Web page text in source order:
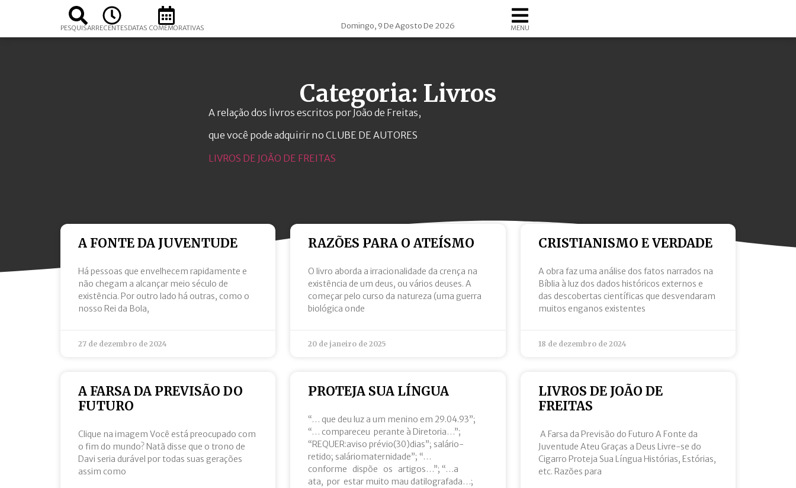
PESQUISARRECENTESDATAS COMEMORATIVAS Domingo, 9 De Agosto De 2026 MENU
Categoria: Livros
A relação dos livros escritos por João de Freitas,
que você pode adquirir no CLUBE DE AUTORES
LIVROS DE JOÃO DE FREITAS
A FONTE DA JUVENTUDE
Há pessoas que envelhecem rapidamente e
não chegam a alcançar meio século de
existência. Por outro lado há outras, como o
nosso Rei da Bola,
27 de dezembro de 2024
RAZÕES PARA O ATEÍSMO
O livro aborda a irracionalidade da crença na
existência de um deus, ou vários deuses. A
começar pelo curso da natureza (uma guerra
biológica onde
20 de janeiro de 2025
CRISTIANISMO E VERDADE
A obra faz uma análise dos fatos narrados na
Bíblia à luz dos dados históricos externos e
das descobertas científicas que desvendaram
muitos enganos existentes
18 de dezembro de 2024
A FARSA DA PREVISÃO DO
FUTURO
Clique na imagem Você está preocupado com
o fim do mundo? Natã disse que o trono de
Davi seria durável por todas suas gerações
assim como
PROTEJA SUA LÍNGUA
“… que deu luz a um menino em 29.04.93”;
“… compareceu perante à Diretoria…”;
“REQUER:aviso prévio(30)dias”; salário-
retido; saláriomaternidade”; “…
conforme dispõe os artigos…”; “…a
ata, por estar muito mau datilografada…;
LIVROS DE JOÃO DE
FREITAS
A Farsa da Previsão do Futuro A Fonte da
Juventude Ateu Graças a Deus Livre-se do
Cigarro Proteja Sua Língua Histórias, Estórias,
etc. Razões para